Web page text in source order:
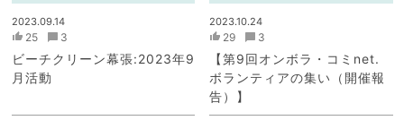
2023.09.14
25 3
ビーチクリーン幕張:2023年9
月活動
2023.10.24
29 3
【第9回オンボラ・コミnet.
ボランティアの集い（開催報
告）】